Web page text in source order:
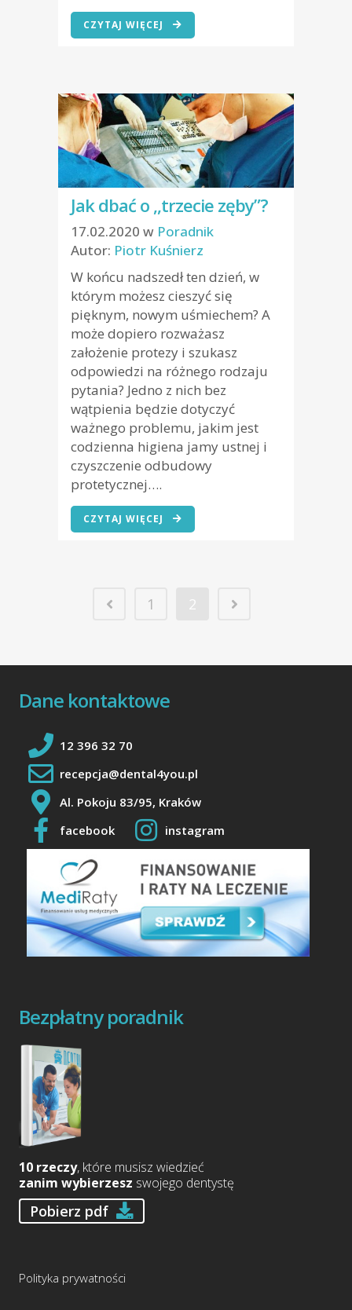
CZYTAJ WIĘCEJ
Jak dbać o ,,trzecie zęby”?
17.02.2020 w Poradnik
Autor: Piotr Kuśnierz
W końcu nadszedł ten dzień, w
którym możesz cieszyć się
pięknym, nowym uśmiechem? A
może dopiero rozważasz
założenie protezy i szukasz
odpowiedzi na różnego rodzaju
pytania? Jedno z nich bez
wątpienia będzie dotyczyć
ważnego problemu, jakim jest
codzienna higiena jamy ustnej i
czyszczenie odbudowy
protetycznej….
CZYTAJ WIĘCEJ
1 2
Dane kontaktowe
12 396 32 70
recepcja@dental4you.pl
Al. Pokoju 83/95, Kraków
facebook
instagram
Bezpłatny poradnik
10 rzeczy, które musisz wiedzieć
zanim wybierzesz swojego dentystę
Pobierz pdf
Polityka prywatności